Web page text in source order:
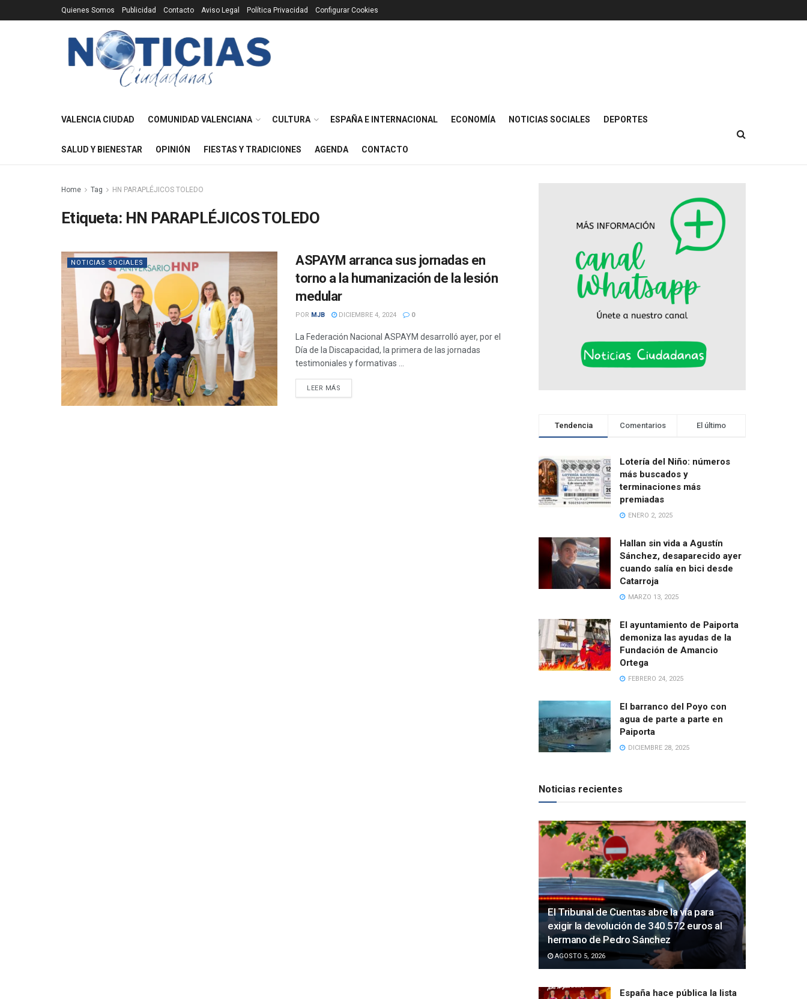
Quienes Somos Publicidad Contacto Aviso Legal Política Privacidad Configurar Cookies
VALENCIA CIUDAD COMUNIDAD VALENCIANA CULTURA ESPAÑA E INTERNACIONAL ECONOMÍA NOTICIAS SOCIALES DEPORTES
SALUD Y BIENESTAR OPINIÓN FIESTAS Y TRADICIONES AGENDA CONTACTO
Home Tag HN PARAPLÉJICOS TOLEDO
Etiqueta: HN PARAPLÉJICOS TOLEDO
NOTICIAS SOCIALES
ASPAYM arranca sus jornadas en
torno a la humanización de la lesión
medular
POR MJB DICIEMBRE 4, 2024 0
La Federación Nacional ASPAYM desarrolló ayer, por el
Día de la Discapacidad, la primera de las jornadas
testimoniales y formativas ...
LEER MÁS
Tendencia Comentarios El último
Lotería del Niño: números
más buscados y
terminaciones más
premiadas
ENERO 2, 2025
Hallan sin vida a Agustín
Sánchez, desaparecido ayer
cuando salía en bici desde
Catarroja
MARZO 13, 2025
El ayuntamiento de Paiporta
demoniza las ayudas de la
Fundación de Amancio
Ortega
FEBRERO 24, 2025
El barranco del Poyo con
agua de parte a parte en
Paiporta
DICIEMBRE 28, 2025
Noticias recientes
El Tribunal de Cuentas abre la vía para
exigir la devolución de 340.572 euros al
hermano de Pedro Sánchez
AGOSTO 5, 2026
España hace pública la lista